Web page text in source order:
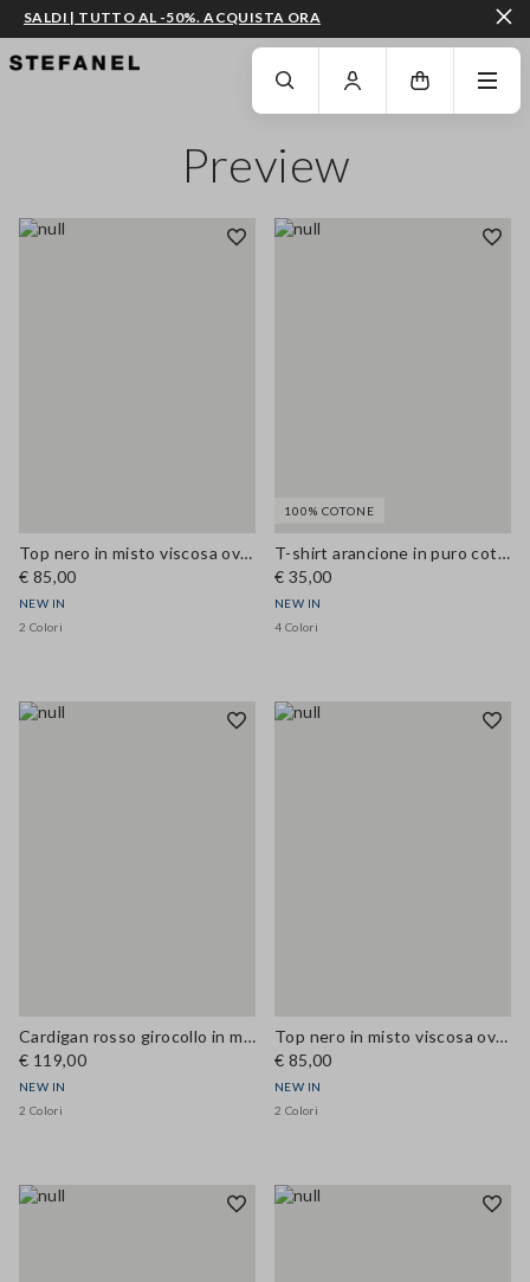
VAI AL CONTENUTO PRINCIPALE SCENDI AL FONDO DELLA PAGINA
SALDI | TUTTO AL -50%. ACQUISTA ORA
Preview
Top nero in misto viscosa over fit
€ 85,00
NEW IN
2 Colori
100% COTONE
T-shirt arancione in puro cotone a girocollo regular fit
€ 35,00
NEW IN
4 Colori
Cardigan rosso girocollo in misto lana e cashmere regular fit
€ 119,00
NEW IN
2 Colori
Top nero in misto viscosa over fit
€ 85,00
NEW IN
2 Colori